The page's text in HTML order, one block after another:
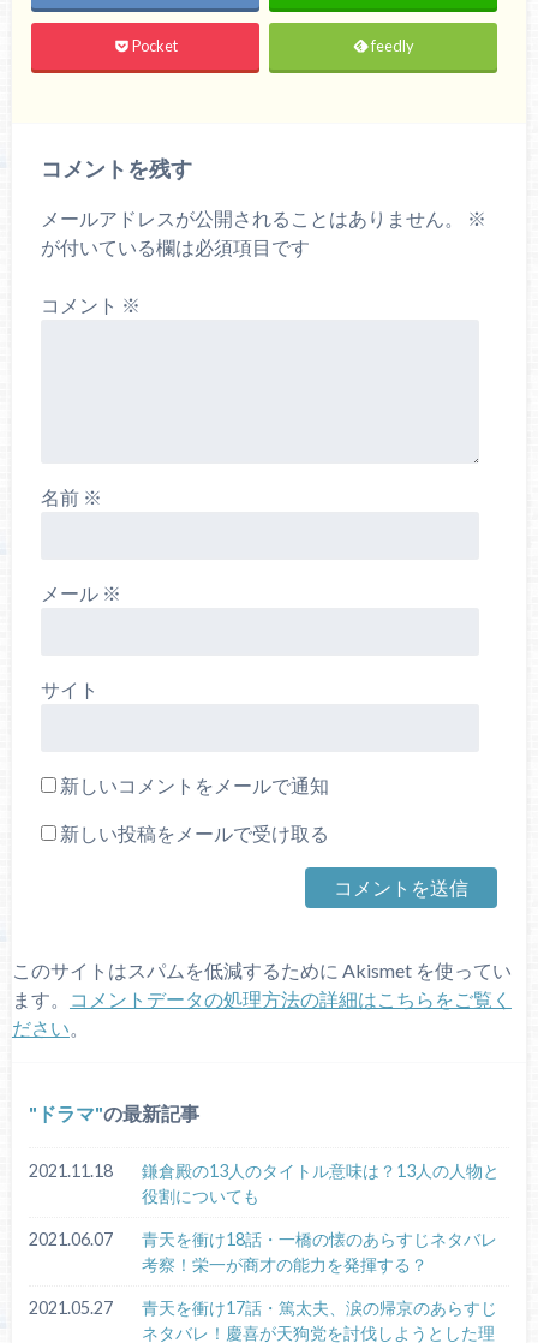
Pocket feedly
コメントを残す
メールアドレスが公開されることはありません。
※
が付いている欄は必須項目です
コメント ※
名前 ※
メール ※
サイト
新しいコメントをメールで通知
新しい投稿をメールで受け取る
このサイトはスパムを低減するために Akismet を使ってい
ます。
コメントデータの処理方法の詳細はこちらをご覧く
ださい。
ドラマ の最新記事
2021.11.18
鎌倉殿の13人のタイトル意味は？13人の人物と
役割についても
2021.06.07
青天を衝け18話・一橋の懐のあらすじネタバレ
考察！栄一が商才の能力を発揮する？
2021.05.27
青天を衝け17話・篤太夫、涙の帰京のあらすじ
ネタバレ！慶喜が天狗党を討伐しようとした理